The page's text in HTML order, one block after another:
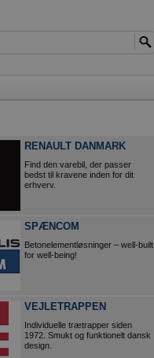
RENAULT DANMARK
Find den varebil, der passer
bedst til kravene inden for dit
erhverv.
SPÆNCOM
Betonelementløsninger – well-built
for well-being!
VEJLETRAPPEN
Individuelle trætrapper siden
1972. Smukt og funktionelt dansk
design.